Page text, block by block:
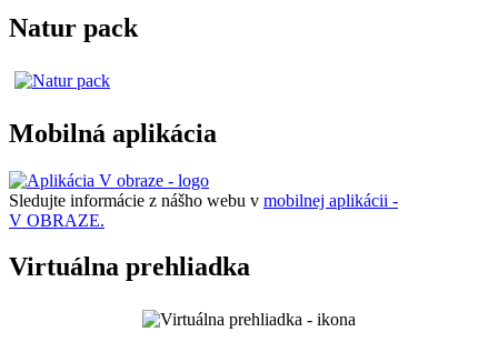
Natur pack
Mobilná aplikácia
Sledujte informácie z nášho webu v mobilnej aplikácii -
V OBRAZE.
Virtuálna prehliadka